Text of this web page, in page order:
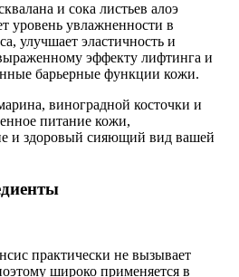
и сока листьев алоэ
уровень увлажненности в
улучшает эластичность и
эффекту лифтинга и
барьерные функции кожи.
виноградной косточки и
питание кожи,
и здоровый сияющий вид вашей
практически не вызывает
широко применяется в